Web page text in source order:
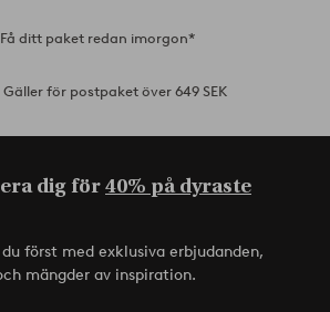
Få ditt paket redan imorgon*
Gäller för postpaket över 649 SEK
dig för40% på dyraste
först med exklusiva erbjudanden,
mängder av inspiration.